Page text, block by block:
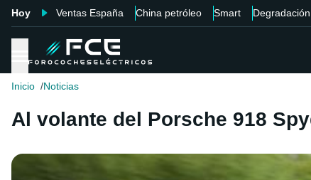
Hoy Ventas España China petróleo Smart Degradación
Inicio Noticias
Al volante del Porsche 918